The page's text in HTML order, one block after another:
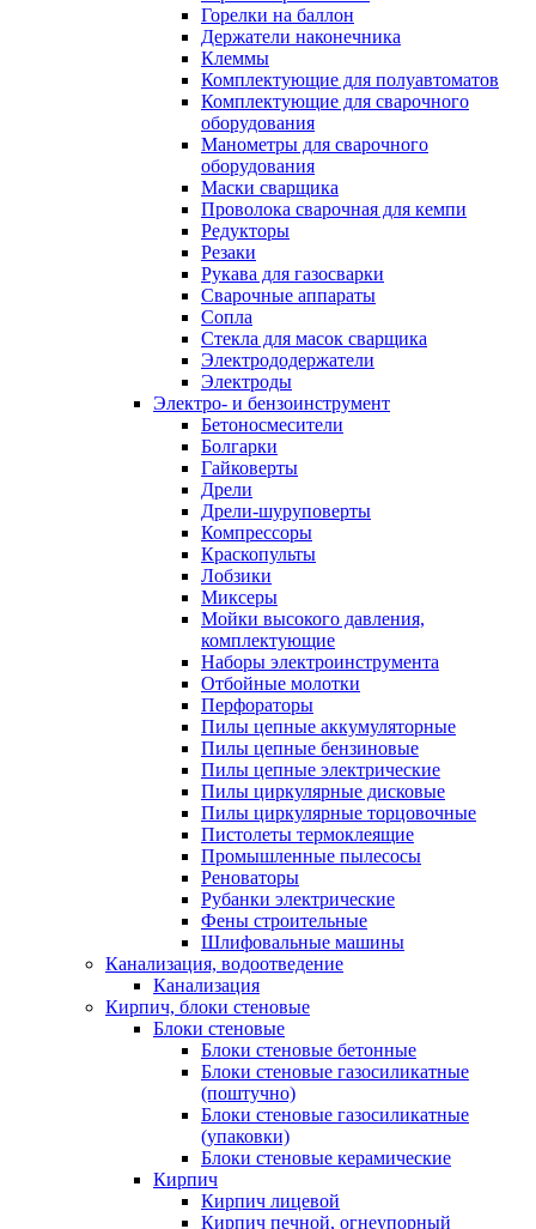
Горелки на баллон
Держатели наконечника
Клеммы
Комплектующие для полуавтоматов
Комплектующие для сварочного
оборудования
Манометры для сварочного
оборудования
Маски сварщика
Проволока сварочная для кемпи
Редукторы
Резаки
Рукава для газосварки
Сварочные аппараты
Сопла
Стекла для масок сварщика
Электрододержатели
Электроды
Электро- и бензоинструмент
Бетоносмесители
Болгарки
Гайковерты
Дрели
Дрели-шуруповерты
Компрессоры
Краскопульты
Лобзики
Миксеры
Мойки высокого давления,
комплектующие
Наборы электроинструмента
Отбойные молотки
Перфораторы
Пилы цепные аккумуляторные
Пилы цепные бензиновые
Пилы цепные электрические
Пилы циркулярные дисковые
Пилы циркулярные торцовочные
Пистолеты термоклеящие
Промышленные пылесосы
Реноваторы
Рубанки электрические
Фены строительные
Шлифовальные машины
Канализация, водоотведение
Канализация
Кирпич, блоки стеновые
Блоки стеновые
Блоки стеновые бетонные
Блоки стеновые газосиликатные
(поштучно)
Блоки стеновые газосиликатные
(упаковки)
Блоки стеновые керамические
Кирпич
Кирпич лицевой
Кирпич печной, огнеупорный